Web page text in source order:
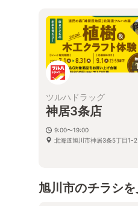
ツルハドラッグ
神居3条店
9:00〜19:00
北海道旭川市神居3条5丁目1-2
旭川市のチラシを